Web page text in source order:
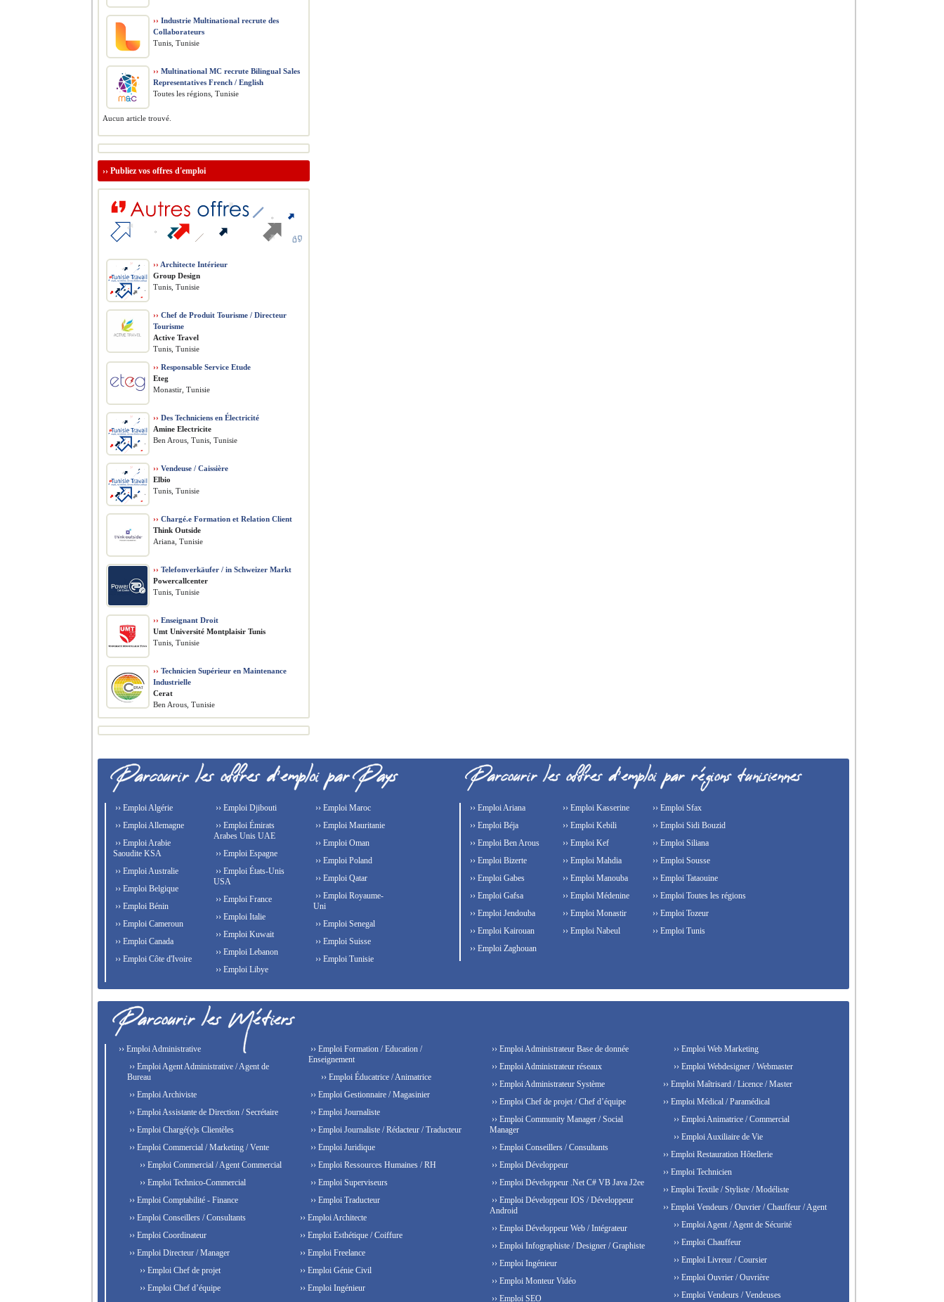
›› Industrie Multinational recrute des
Collaborateurs
Tunis, Tunisie
›› Multinational MC recrute Bilingual Sales
Representatives French / English
Toutes les régions, Tunisie
Aucun article trouvé.
›› Publiez vos offres d'emploi
›› Architecte Intérieur
Group Design
Tunis, Tunisie
›› Chef de Produit Tourisme / Directeur
Tourisme
Active Travel
Tunis, Tunisie
›› Responsable Service Etude
Eteg
Monastir, Tunisie
›› Des Techniciens en Électricité
Amine Electricite
Ben Arous, Tunis, Tunisie
›› Vendeuse / Caissière
Elbio
Tunis, Tunisie
›› Chargé.e Formation et Relation Client
Think Outside
Ariana, Tunisie
›› Telefonverkäufer / in Schweizer Markt
Powercallcenter
Tunis, Tunisie
›› Enseignant Droit
Umt Université Montplaisir Tunis
Tunis, Tunisie
›› Technicien Supérieur en Maintenance
Industrielle
Cerat
Ben Arous, Tunisie
›› Emploi Algérie
›› Emploi Allemagne
›› Emploi Arabie
Saoudite KSA
›› Emploi Australie
›› Emploi Belgique
›› Emploi Bénin
›› Emploi Cameroun
›› Emploi Canada
›› Emploi Côte d'Ivoire
›› Emploi Djibouti
›› Emploi Émirats
Arabes Unis UAE
›› Emploi Espagne
›› Emploi États-Unis
USA
›› Emploi France
›› Emploi Italie
›› Emploi Kuwait
›› Emploi Lebanon
›› Emploi Libye
›› Emploi Maroc
›› Emploi Mauritanie
›› Emploi Oman
›› Emploi Poland
›› Emploi Qatar
›› Emploi Royaume-
Uni
›› Emploi Senegal
›› Emploi Suisse
›› Emploi Tunisie
›› Emploi Ariana
›› Emploi Béja
›› Emploi Ben Arous
›› Emploi Bizerte
›› Emploi Gabes
›› Emploi Gafsa
›› Emploi Jendouba
›› Emploi Kairouan
›› Emploi Kasserine
›› Emploi Kebili
›› Emploi Kef
›› Emploi Mahdia
›› Emploi Manouba
›› Emploi Médenine
›› Emploi Monastir
›› Emploi Nabeul
›› Emploi Sfax
›› Emploi Sidi Bouzid
›› Emploi Siliana
›› Emploi Sousse
›› Emploi Tataouine
›› Emploi Toutes les régions
›› Emploi Tozeur
›› Emploi Tunis
›› Emploi Zaghouan
›› Emploi Administrative
›› Emploi Agent Administrative / Agent de
Bureau
›› Emploi Archiviste
›› Emploi Assistante de Direction / Secrétaire
›› Emploi Chargé(e)s Clientèles
›› Emploi Commercial / Marketing / Vente
›› Emploi Commercial / Agent Commercial
›› Emploi Technico-Commercial
›› Emploi Comptabilité - Finance
›› Emploi Conseillers / Consultants
›› Emploi Coordinateur
›› Emploi Directeur / Manager
›› Emploi Chef de projet
›› Emploi Chef d’équipe
›› Emploi Formation / Education /
Enseignement
›› Emploi Éducatrice / Animatrice
›› Emploi Gestionnaire / Magasinier
›› Emploi Journaliste
›› Emploi Journaliste / Rédacteur / Traducteur
›› Emploi Juridique
›› Emploi Ressources Humaines / RH
›› Emploi Superviseurs
›› Emploi Traducteur
›› Emploi Architecte
›› Emploi Esthétique / Coiffure
›› Emploi Freelance
›› Emploi Génie Civil
›› Emploi Ingénieur
›› Emploi Administrateur Base de donnée
›› Emploi Administrateur réseaux
›› Emploi Administrateur Système
›› Emploi Chef de projet / Chef d’équipe
›› Emploi Community Manager / Social
Manager
›› Emploi Conseillers / Consultants
›› Emploi Développeur
›› Emploi Développeur .Net C# VB Java J2ee
›› Emploi Développeur IOS / Développeur
Android
›› Emploi Développeur Web / Intégrateur
›› Emploi Infographiste / Designer / Graphiste
›› Emploi Ingénieur
›› Emploi Monteur Vidéo
›› Emploi SEO
›› Emploi Web Marketing
›› Emploi Webdesigner / Webmaster
›› Emploi Maîtrisard / Licence / Master
›› Emploi Médical / Paramédical
›› Emploi Animatrice / Commercial
›› Emploi Auxiliaire de Vie
›› Emploi Restauration Hôtellerie
›› Emploi Technicien
›› Emploi Textile / Styliste / Modéliste
›› Emploi Vendeurs / Ouvrier / Chauffeur / Agent
›› Emploi Agent / Agent de Sécurité
›› Emploi Chauffeur
›› Emploi Livreur / Coursier
›› Emploi Ouvrier / Ouvrière
›› Emploi Vendeurs / Vendeuses